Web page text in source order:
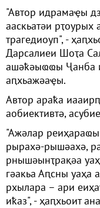
"Автор идрамаҿы
ааскьатәи
трагедиоуп", -
Дарсалиеи Шоҭа
ашәҟәыҩҩы Ҷанба
аԥхьажәаҿы.
Автор араҟа
аобиективтә,
"Ажәлар
рырахә-рышәахә,
рнышәынҭрақәа
гәакьа Аԥсны
рхылара – ари
иҟаз", - ҳаԥхьоит